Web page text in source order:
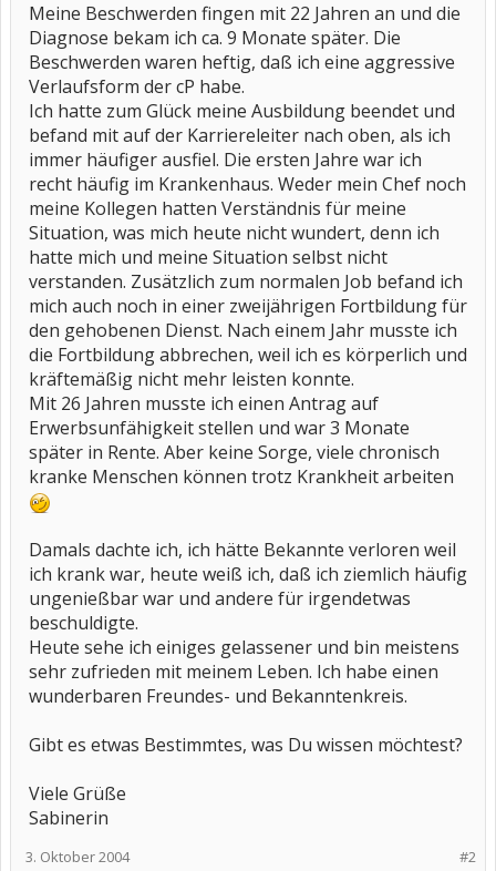
Meine Beschwerden fingen mit 22 Jahren an und die
Diagnose bekam ich ca. 9 Monate später. Die
Beschwerden waren heftig, daß ich eine aggressive
Verlaufsform der cP habe.
Ich hatte zum Glück meine Ausbildung beendet und
befand mit auf der Karriereleiter nach oben, als ich
immer häufiger ausfiel. Die ersten Jahre war ich
recht häufig im Krankenhaus. Weder mein Chef noch
meine Kollegen hatten Verständnis für meine
Situation, was mich heute nicht wundert, denn ich
hatte mich und meine Situation selbst nicht
verstanden. Zusätzlich zum normalen Job befand ich
mich auch noch in einer zweijährigen Fortbildung für
den gehobenen Dienst. Nach einem Jahr musste ich
die Fortbildung abbrechen, weil ich es körperlich und
kräftemäßig nicht mehr leisten konnte.
Mit 26 Jahren musste ich einen Antrag auf
Erwerbsunfähigkeit stellen und war 3 Monate
später in Rente. Aber keine Sorge, viele chronisch
kranke Menschen können trotz Krankheit arbeiten
Damals dachte ich, ich hätte Bekannte verloren weil
ich krank war, heute weiß ich, daß ich ziemlich häufig
ungenießbar war und andere für irgendetwas
beschuldigte.
Heute sehe ich einiges gelassener und bin meistens
sehr zufrieden mit meinem Leben. Ich habe einen
wunderbaren Freundes- und Bekanntenkreis.
Gibt es etwas Bestimmtes, was Du wissen möchtest?
Viele Grüße
Sabinerin
#2
3. Oktober 2004